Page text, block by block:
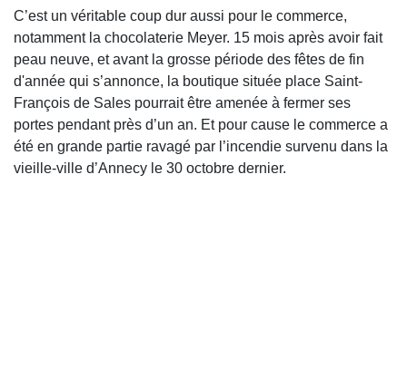
C’est un véritable coup dur aussi pour le commerce,
notamment la chocolaterie Meyer. 15 mois après avoir fait
peau neuve, et avant la grosse période des fêtes de fin
d'année qui s’annonce, la boutique située place Saint-
François de Sales pourrait être amenée à fermer ses
portes pendant près d’un an. Et pour cause le commerce a
été en grande partie ravagé par l’incendie survenu dans la
vieille-ville d’Annecy le 30 octobre dernier.